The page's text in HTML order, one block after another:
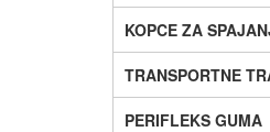
KOPCE ZA
TRANSPORTNE
PERIFLEKS GUMA